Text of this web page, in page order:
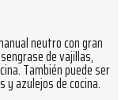
neutro con gran
de vajillas,
También puede ser
y azulejos de cocina.